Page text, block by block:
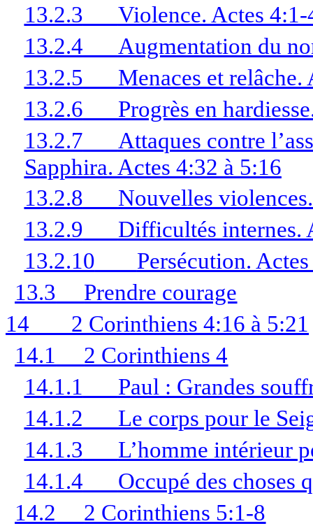
13.2.3
Violence. Actes 4:1-
13.2.4
Augmentation du
13.2.5
Menaces et relâche.
13.2.6
Progrès en
13.2.7
Attaques contre
Sapphira. Actes 4:32 à 5:16
13.2.8
Nouvelles
13.2.9
Difficultés internes.
13.2.10
Persécution.
13.3
Prendre courage
14
2 Corinthiens 4:16 à 5:21
14.1
2 Corinthiens 4
14.1.1
Paul : Grandes
14.1.2
Le corps pour le
14.1.3
L’homme intérieur
14.1.4
Occupé des choses
14.2
2 Corinthiens 5:1-8